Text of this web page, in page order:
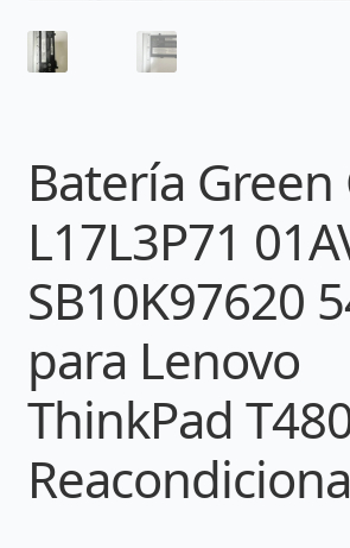
Batería Green
L17L3P71
SB10K97620
para Lenovo
ThinkPad